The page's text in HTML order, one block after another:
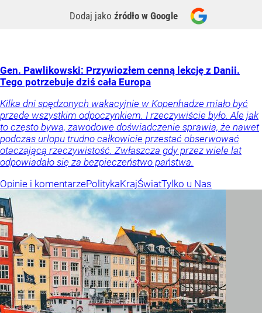
Dodaj jako źródło w Google
Gen. Pawlikowski: Przywiozłem cenną lekcję z Danii.
Tego potrzebuje dziś cała Europa
Kilka dni spędzonych wakacyjnie w Kopenhadze miało być
przede wszystkim odpoczynkiem. I rzeczywiście było. Ale jak
to często bywa, zawodowe doświadczenie sprawia, że nawet
podczas urlopu trudno całkowicie przestać obserwować
otaczającą rzeczywistość. Zwłaszcza gdy przez wiele lat
odpowiadało się za bezpieczeństwo państwa.
Opinie i komentarzePolitykaKrajŚwiatTylko u Nas